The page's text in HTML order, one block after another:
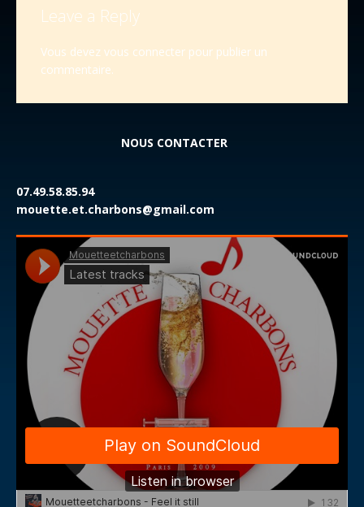
Leave a Reply
Vous devez vous connecter pour publier un
commentaire.
NOUS CONTACTER
07.49.58.85.94
mouette.et.charbons@gmail.com